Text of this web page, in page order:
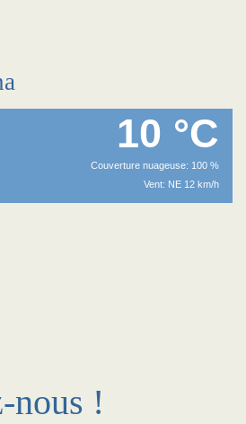
10 °C
Couverture nuageuse: 100 %
Vent: NE 12 km/h
nous !